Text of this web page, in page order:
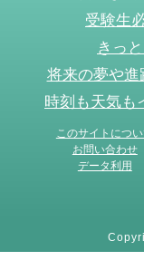
受験生
きっ
将来の夢や進
時刻も天気も
このサイトにつ
お問い合わせ
データ利用